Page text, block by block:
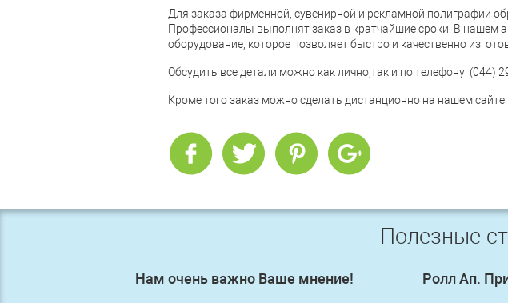
Для заказа фирменной, сувенирной и рекламной полиграфии
Профессионалы выполнят заказ в кратчайшие сроки. В нашем
оборудование, которое позволяет быстро и качественно
Обсудить все детали можно как лично,так и по телефону: (044)
Кроме того заказ можно сделать дистанционно на нашем сайте.
Полезные
Нам очень важно Ваше мнение! Ролл Ап.